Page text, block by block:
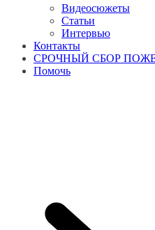
Видеосюжеты
Статьи
Интервью
Контакты
СРОЧНЫЙ СБОР
Помочь